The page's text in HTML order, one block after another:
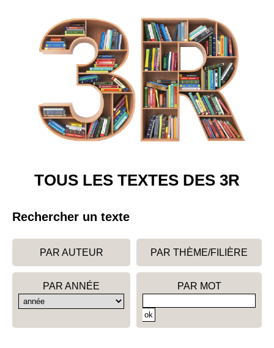
TOUS LES TEXTES DES 3R
Rechercher un texte
PAR AUTEUR PAR THÈME/FILIÈRE
PAR ANNÉE PAR MOT